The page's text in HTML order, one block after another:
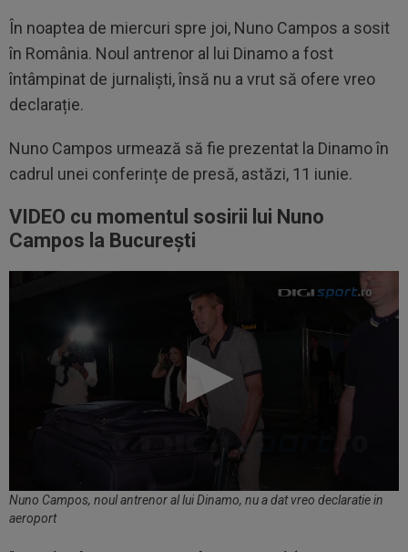
În noaptea de miercuri spre joi, Nuno Campos a sosit
în România. Noul antrenor al lui Dinamo a fost
întâmpinat de jurnaliști, însă nu a vrut să ofere vreo
declarație.
Nuno Campos urmează să fie prezentat la Dinamo în
cadrul unei conferințe de presă, astăzi, 11 iunie.
VIDEO cu momentul sosirii lui Nuno
Campos la București
Nuno Campos, noul antrenor al lui Dinamo, nu a dat vreo declaratie in
aeroport